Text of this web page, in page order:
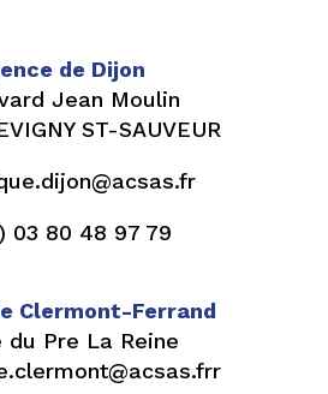
de Dijon
Jean Moulin
ST-SAUVEUR
03 80 48 97 79
Clermont-Ferrand
du Pre La Reine